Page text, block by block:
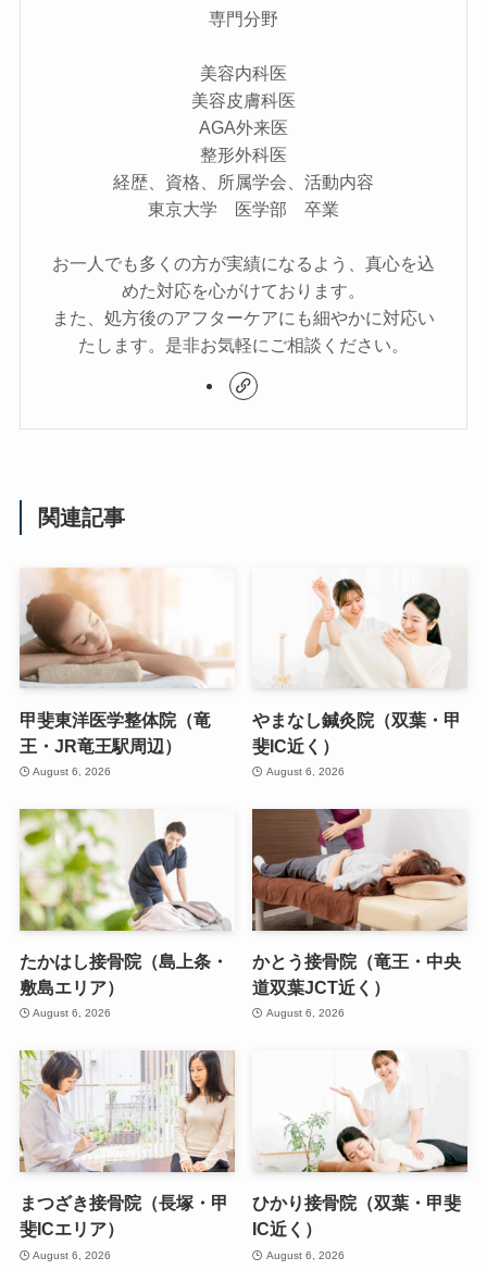
専門分野
美容内科医
美容皮膚科医
AGA外来医
整形外科医
経歴、資格、所属学会、活動内容
東京大学 医学部 卒業
お一人でも多くの方が実績になるよう、真心を込
めた対応を心がけております。
また、処方後のアフターケアにも細やかに対応い
たします。是非お気軽にご相談ください。
関連記事
甲斐東洋医学整体院（竜
王・JR竜王駅周辺）
August 6, 2026
やまなし鍼灸院（双葉・甲
斐IC近く）
August 6, 2026
たかはし接骨院（島上条・
敷島エリア）
August 6, 2026
かとう接骨院（竜王・中央
道双葉JCT近く）
August 6, 2026
まつざき接骨院（長塚・甲
斐ICエリア）
August 6, 2026
ひかり接骨院（双葉・甲斐
IC近く）
August 6, 2026